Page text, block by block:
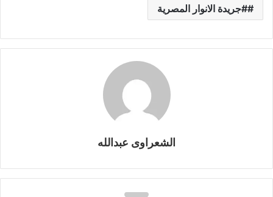
o
k
p
g
er
#جريدة الانوار المصرية
الشعراوى عبدالله